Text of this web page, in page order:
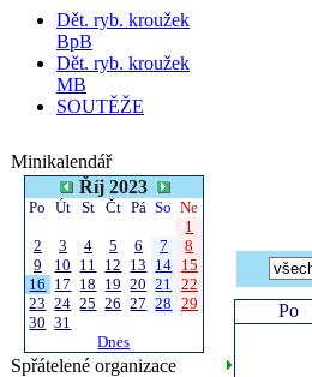
Dět. ryb. kroužek
BpB
Dět. ryb. kroužek
MB
SOUTĚŽE
Minikalendář
Říj 2023
Po Út St Čt Pá So Ne
1
2
3 4 5 6 7
8
9
10 11 12 13 14 15
16 17 18 19 20 21 22
23 24 25 26 27 28 29
30 31
Dnes
Spřátelené organizace
Po